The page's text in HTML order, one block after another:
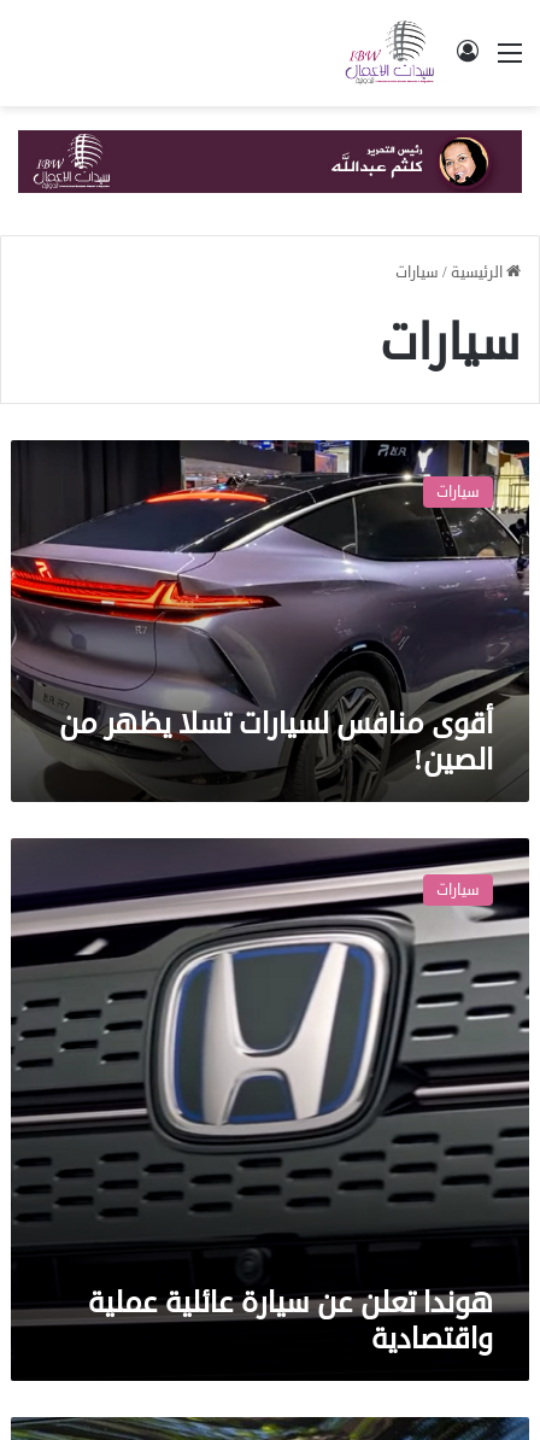
القائمة تسجيل الدخول
الرئيسية/ سيارات
سيارات
أقوى
منافس
لسيارات
تسلا
يظهر
من
الصين!
سيارات
أقوى منافس لسيارات تسلا يظهر من
الصين!
هوندا
تعلن
سيارة
عملية
واقتصادية
سيارات
هوندا تعلن عن سيارة عائلية عملية
واقتصادية
تويوتا